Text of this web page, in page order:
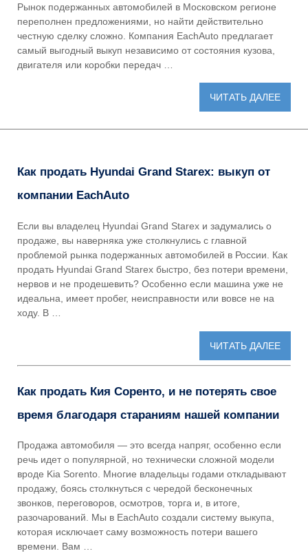
Рынок подержанных автомобилей в Московском регионе
переполнен предложениями, но найти действительно
честную сделку сложно. Компания EachAuto предлагает
самый выгодный выкуп независимо от состояния кузова,
двигателя или коробки передач …
ЧИТАТЬ ДАЛЕЕ
Как продать Hyundai Grand Starex: выкуп от
компании EachAuto
Если вы владелец Hyundai Grand Starex и задумались о
продаже, вы наверняка уже столкнулись с главной
проблемой рынка подержанных автомобилей в России. Как
продать Hyundai Grand Starex быстро, без потери времени,
нервов и не продешевить? Особенно если машина уже не
идеальна, имеет пробег, неисправности или вовсе не на
ходу. В …
ЧИТАТЬ ДАЛЕЕ
Как продать Кия Соренто, и не потерять свое
время благодаря стараниям нашей компании
Продажа автомобиля — это всегда напряг, особенно если
речь идет о популярной, но технически сложной модели
вроде Kia Sorento. Многие владельцы годами откладывают
продажу, боясь столкнуться с чередой бесконечных
звонков, переговоров, осмотров, торга и, в итоге,
разочарований. Мы в EachAuto создали систему выкупа,
которая исключает саму возможность потери вашего
времени. Вам …